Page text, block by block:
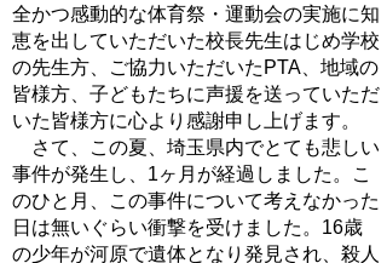
全かつ感動的な体育祭・運動会の実施に知
恵を出していただいた校長先生はじめ学校
の先生方、ご協力いただいたPTA、地域の
皆様方、子どもたちに声援を送っていただ
いた皆様方に心より感謝申し上げます。
さて、この夏、埼玉県内でとても悲しい
事件が発生し、1ヶ月が経過しました。こ
のひと月、この事件について考えなかった
日は無いぐらい衝撃を受けました。16歳
の少年が河原で遺体となり発見され、殺人